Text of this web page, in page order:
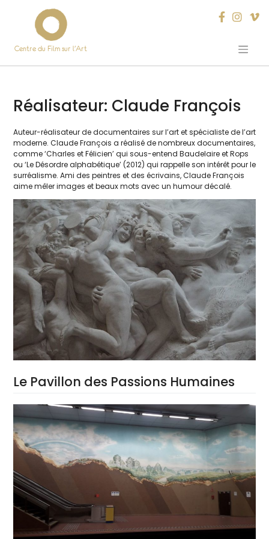
Centre du Film sur l’Art
Réalisateur: Claude François
Auteur-réa­li­sa­teur de docu­men­taires sur l’art et spé­cia­liste de l’art
moderne. Claude François a réa­li­sé de nom­breux docu­men­taires,
comme ‘Charles et Félicien’ qui sous-entend Baudelaire et Rops
ou ‘Le Désordre alpha­bé­tique’ (2012) qui rap­pelle son inté­rêt pour le
sur­réa­lisme. Ami des peintres et des écri­vains, Claude François
aime mêler images et beaux mots avec un humour décalé.
Le Pavillon des Passions Humaines